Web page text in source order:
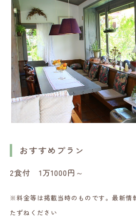
おすすめプラン
2食付 1万1000円～
※料金等は掲載当時のものです。最新情
たずねください